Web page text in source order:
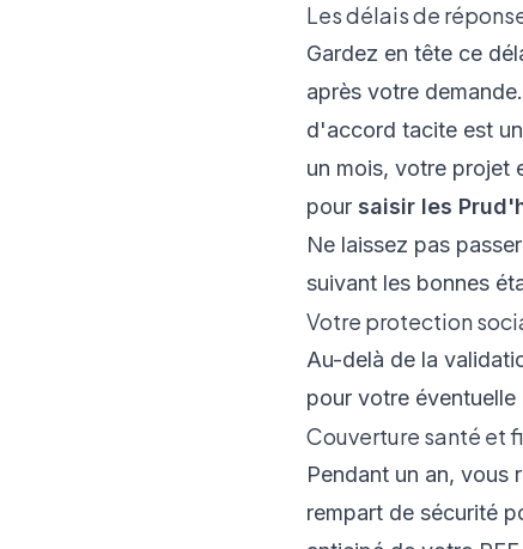
Les délais de
Gardez en tête ce
après votre
d'accord tacite est
un mois, votre projet
pour saisir les
Ne laissez pas
suivant les bonnes
Votre protection
Au-delà de la
pour votre éventuelle
Couverture santé et
Pendant un an, vous
rempart de sécurité